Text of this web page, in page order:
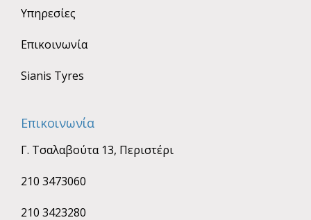
Υπηρεσίες
Επικοινωνία
Sianis Tyres
Επικοινωνία
Γ. Τσαλαβούτα 13, Περιστέρι
210 3473060
210 3423280